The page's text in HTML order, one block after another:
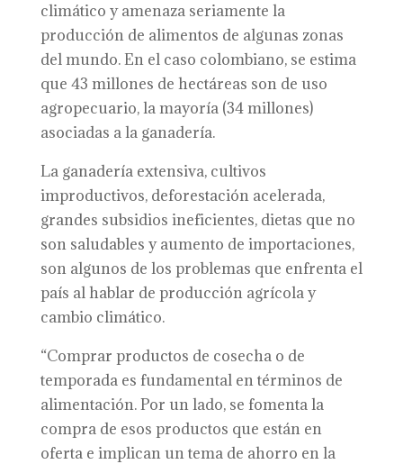
climático y amenaza seriamente la
producción de alimentos de algunas zonas
del mundo. En el caso colombiano, se estima
que 43 millones de hectáreas son de uso
agropecuario, la mayoría (34 millones)
asociadas a la ganadería.
La ganadería extensiva, cultivos
improductivos, deforestación acelerada,
grandes subsidios ineficientes, dietas que no
son saludables y aumento de importaciones,
son algunos de los problemas que enfrenta el
país al hablar de producción agrícola y
cambio climático.
“Comprar productos de cosecha o de
temporada es fundamental en términos de
alimentación. Por un lado, se fomenta la
compra de esos productos que están en
oferta e implican un tema de ahorro en la